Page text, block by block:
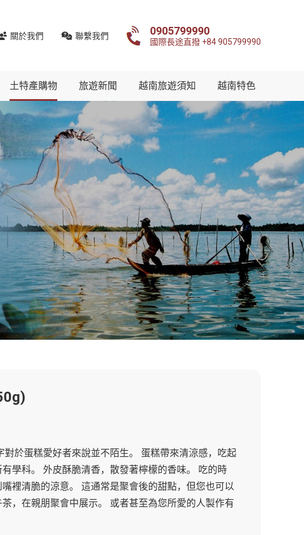
關於我們 聯繫我們 0905799990
國際長途直撥 +84 905799990
土特產購物 旅遊新聞 越南旅遊須知 越南特色
對於蛋糕愛好者來說並不陌生。 蛋糕帶來清涼感，吃起
學科。 外皮酥脆清香，散發著檸檬的香味。 吃的時
裡清脆的涼意。 這通常是聚會後的甜點，但您也可以
，在親朋聚會中展示。 或者甚至為您所愛的人製作有